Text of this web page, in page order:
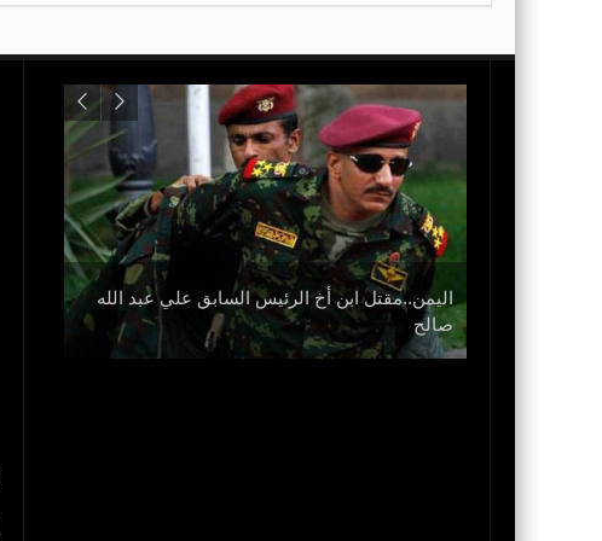
اليمن..مقتل ابن أخ الرئيس السابق علي عبد الله
صالح